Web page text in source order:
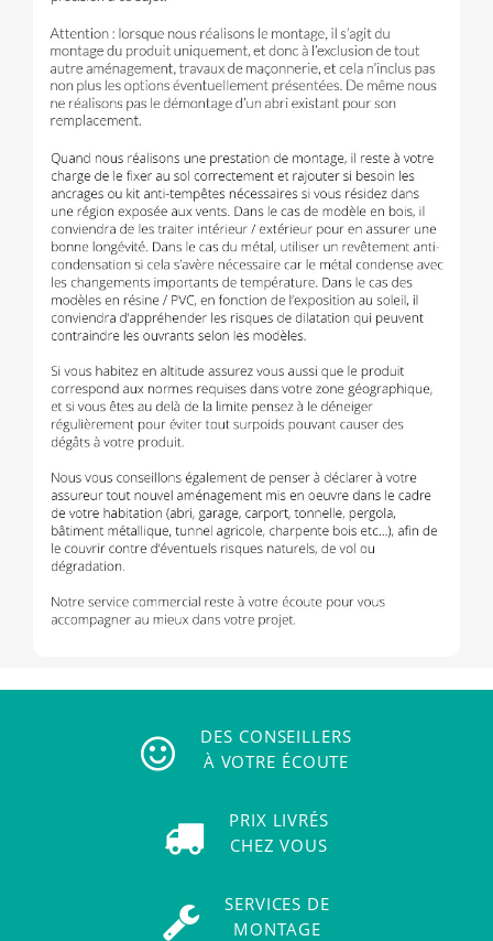
DES CONSEILLERS
À VOTRE ÉCOUTE
PRIX LIVRÉS
CHEZ VOUS
SERVICES DE
MONTAGE